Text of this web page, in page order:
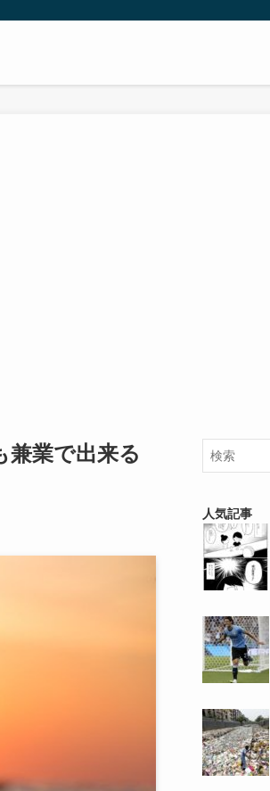
たり悩んでいる方々が簡単に痩せることが出来るよ
業で出来る
人気記事